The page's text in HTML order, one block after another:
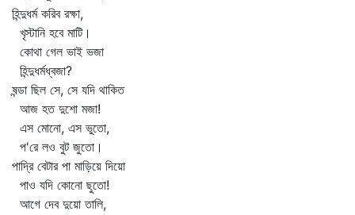
হিন্দুধর্ম করিব রক্ষা,
খৃস্টানি হবে মাটি।
কোথা গেল ভাই ভজা
হিন্দুধর্মধ্বজা?
ষন্ডা ছিল সে, সে যদি থাকিত
আজ হত দুশো মজা!
এস মোনো, এস ভুতো,
প'রে লও বুট জুতো।
পাদ্রি বেটার পা মাড়িয়ে দিয়ো
পাও যদি কোনো ছুতো!
আগে দেব দুয়ো তালি,